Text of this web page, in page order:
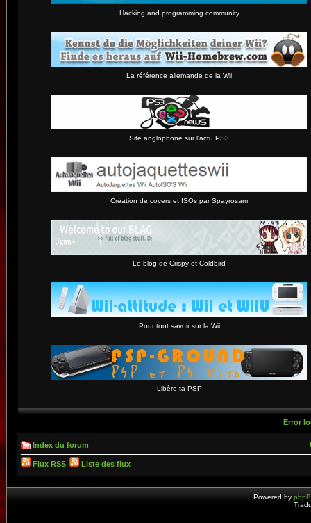
Hacking and programming community
La référence allemande de la Wii
Site anglophone sur l'actu PS3
Création de covers et ISOs par Spayrosam
Le blog de Crispy et Coldbird
Pour tout savoir sur la Wii
Libère ta PSP
Error
Index du forum
Flux RSS Liste des flux
Powered by